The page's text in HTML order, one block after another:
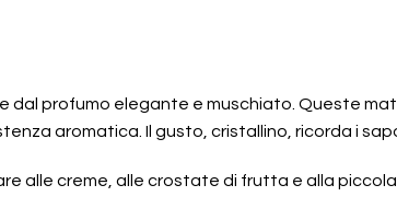
dal profumo elegante e muschiato. Queste
aromatica. Il gusto, cristallino, ricorda i
alle creme, alle crostate di frutta e alla